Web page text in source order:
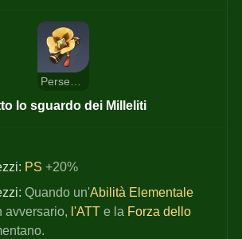
Perseveranza dei milleliti
lo sguardo dei Milleliti
PS +20%
Quando un'Abilità Elementale
avversario, l'ATT e la Forza dello